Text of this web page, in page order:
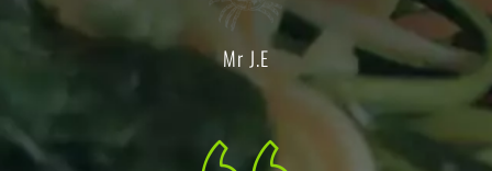
Mr J.E